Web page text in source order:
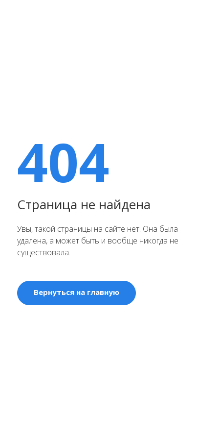
404
Страница не найдена
Увы, такой страницы на сайте нет. Она была
удалена, а может быть и вообще никогда не
существовала.
Вернуться на главную